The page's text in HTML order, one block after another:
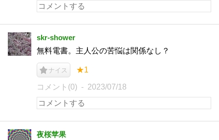
skr-shower
無料電書。主人公の苦悩は関係なし？
ナイス ★1
コメント(0) 2023/07/18
夜桜苹果